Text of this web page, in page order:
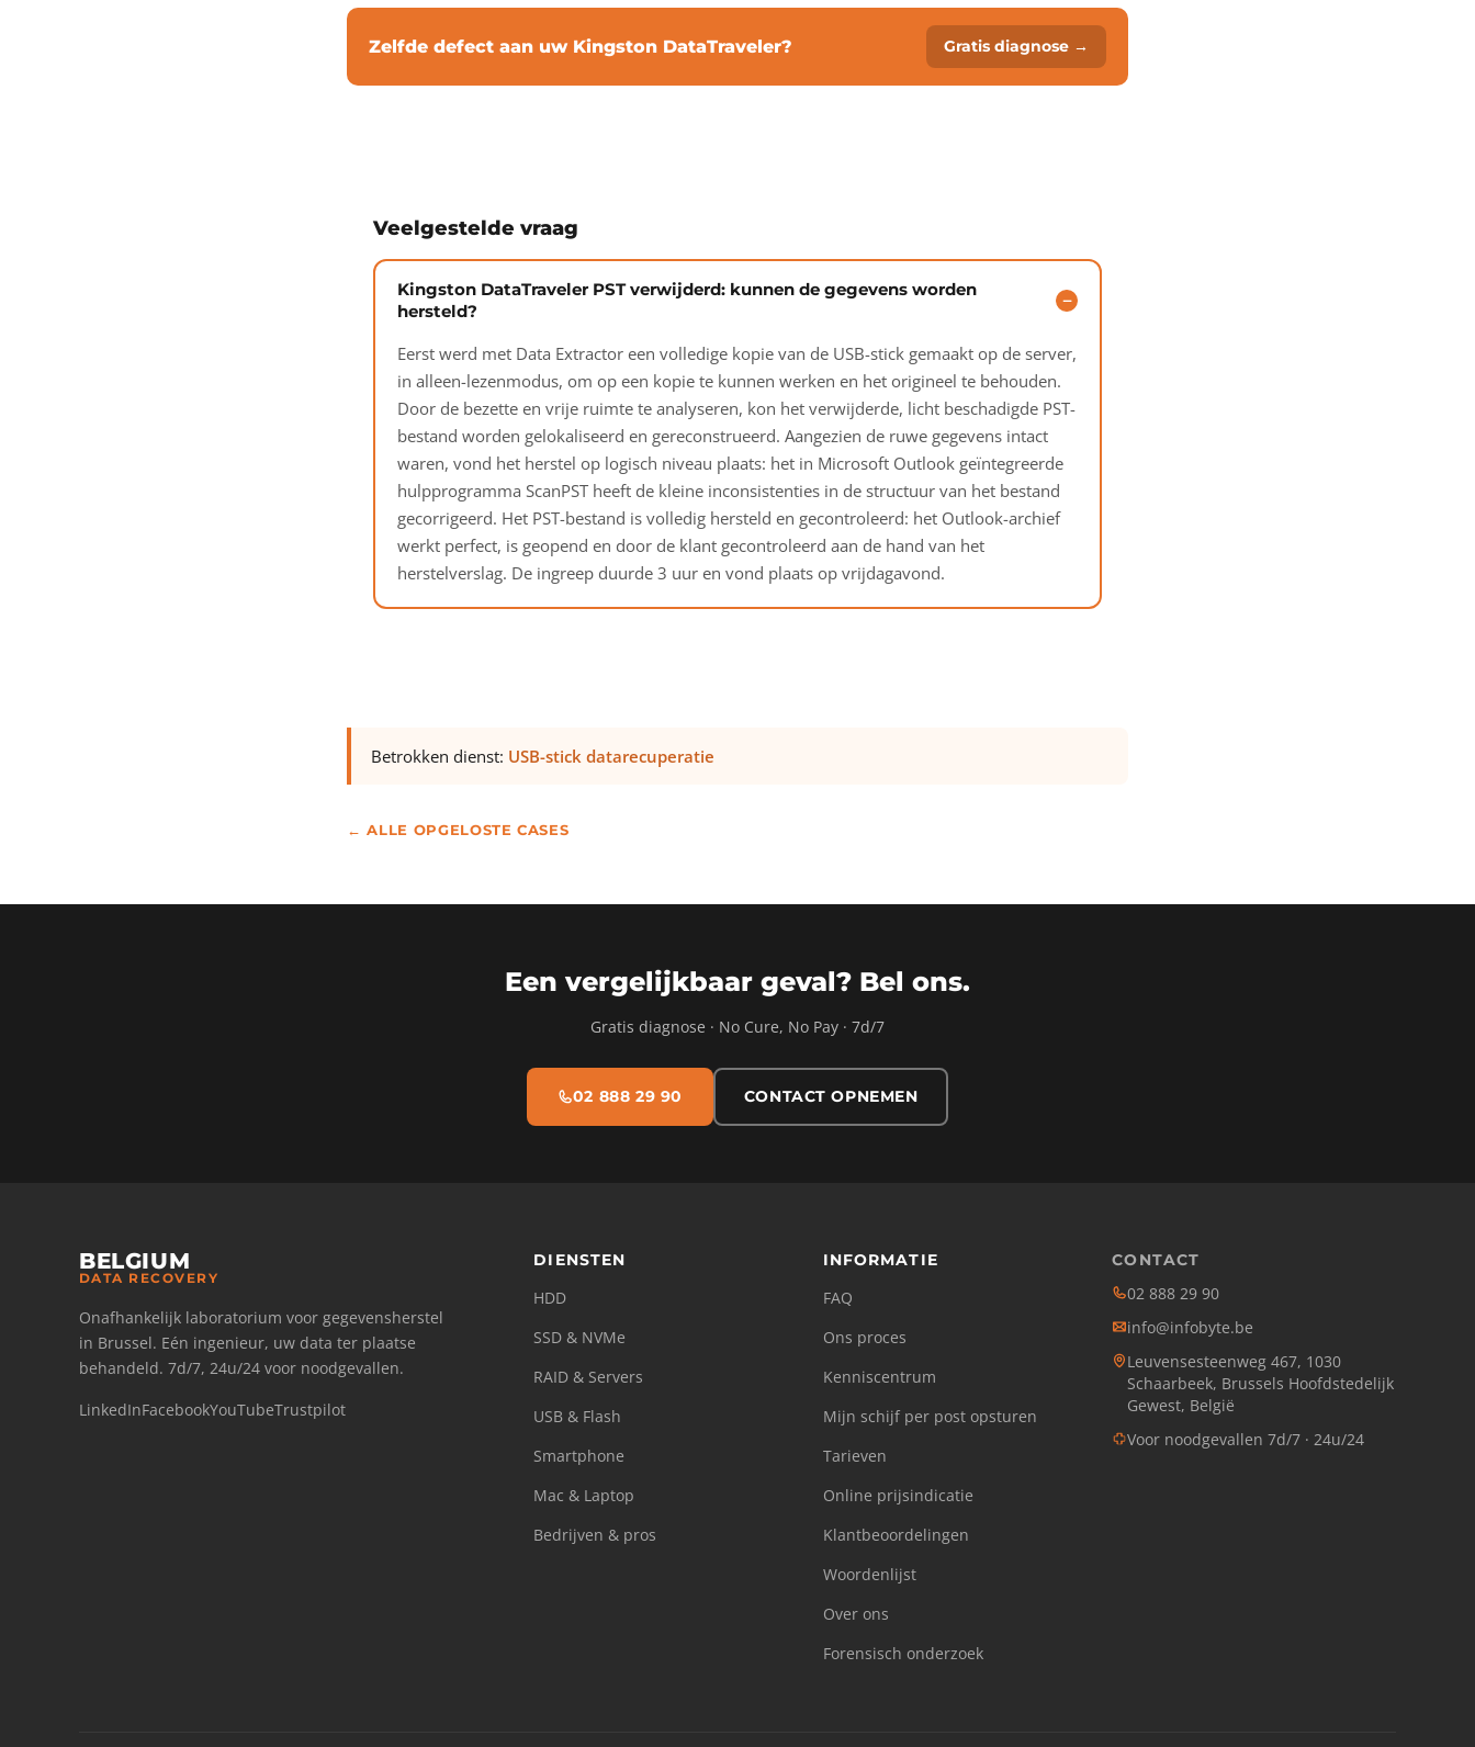
Zelfde defect aan uw Kingston DataTraveler? Gratis diagnose →
Veelgestelde vraag
Kingston DataTraveler PST verwijderd: kunnen de gegevens worden
hersteld?
Eerst werd met Data Extractor een volledige kopie van de USB-stick gemaakt op de server,
in alleen-lezenmodus, om op een kopie te kunnen werken en het origineel te behouden.
Door de bezette en vrije ruimte te analyseren, kon het verwijderde, licht beschadigde PST-
bestand worden gelokaliseerd en gereconstrueerd. Aangezien de ruwe gegevens intact
waren, vond het herstel op logisch niveau plaats: het in Microsoft Outlook geïntegreerde
hulpprogramma ScanPST heeft de kleine inconsistenties in de structuur van het bestand
gecorrigeerd. Het PST-bestand is volledig hersteld en gecontroleerd: het Outlook-archief
werkt perfect, is geopend en door de klant gecontroleerd aan de hand van het
herstelverslag. De ingreep duurde 3 uur en vond plaats op vrijdagavond.
Betrokken dienst: USB-stick datarecuperatie
← ALLE OPGELOSTE CASES
Een vergelijkbaar geval? Bel ons.
Gratis diagnose · No Cure, No Pay · 7d/7
02 888 29 90 CONTACT OPNEMEN
BELGIUM
DATA RECOVERY
Onafhankelijk laboratorium voor gegevensherstel
in Brussel. Eén ingenieur, uw data ter plaatse
behandeld. 7d/7, 24u/24 voor noodgevallen.
LinkedInFacebookYouTubeTrustpilot
DIENSTEN
HDD
SSD & NVMe
RAID & Servers
USB & Flash
Smartphone
Mac & Laptop
Bedrijven & pros
INFORMATIE
FAQ
Ons proces
Kenniscentrum
Mijn schijf per post opsturen
Tarieven
Online prijsindicatie
Klantbeoordelingen
Woordenlijst
Over ons
Forensisch onderzoek
CONTACT
02 888 29 90
info@infobyte.be
Leuvensesteenweg 467, 1030
Schaarbeek, Brussels Hoofdstedelijk
Gewest, België
Voor noodgevallen 7d/7 · 24u/24